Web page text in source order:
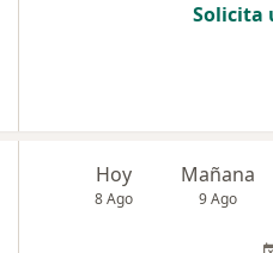
Solicita
Hoy
8 Ago
Mañana
9 Ago